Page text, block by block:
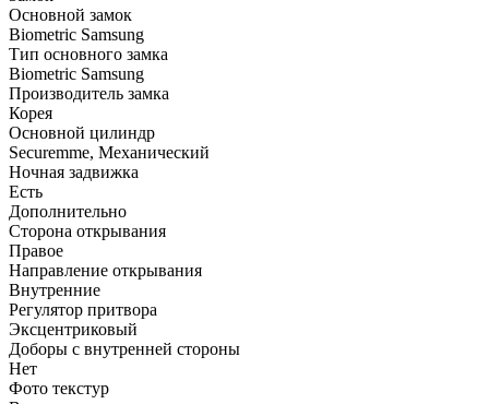
Основной замок
Biometric Samsung
Тип основного замка
Biometric Samsung
Производитель замка
Корея
Основной цилиндр
Securemme, Механический
Ночная задвижка
Есть
Дополнительно
Сторона открывания
Правое
Направление открывания
Внутренние
Регулятор притвора
Эксцентриковый
Доборы с внутренней стороны
Нет
Фото текстур